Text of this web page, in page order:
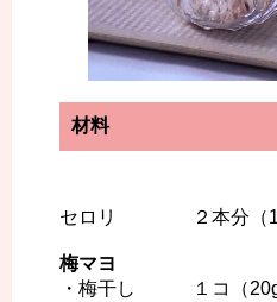
材料
セロリ ２本分（
梅マヨ
・梅干し １コ（20g